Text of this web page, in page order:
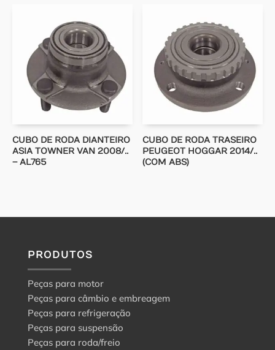
CUBO DE RODA DIANTEIRO
ASIA TOWNER VAN 2008/..
– AL765
CUBO DE RODA TRASEIRO
PEUGEOT HOGGAR 2014/..
(COM ABS)
PRODUTOS
Peças para motor
Peças para câmbio e embreagem
Peças para refrigeração
Peças para suspensão
Peças para roda/freio